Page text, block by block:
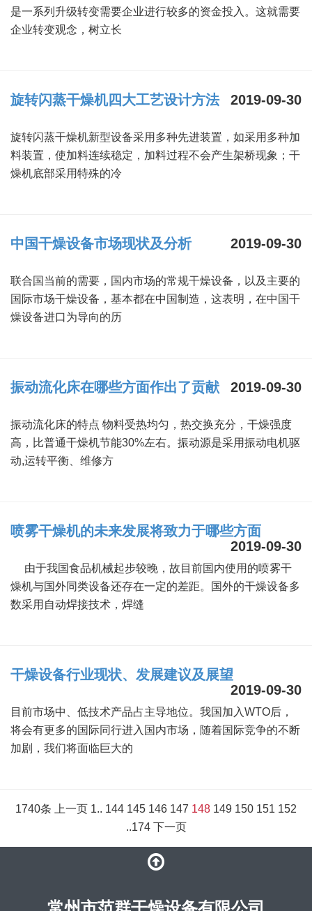
是一系列升级转变需要企业进行较多的资金投入。这就需要
企业转变观念，树立长
旋转闪蒸干燥机四大工艺设计方法 2019-09-30
旋转闪蒸干燥机新型设备采用多种先进装置，如采用多种加
料装置，使加料连续稳定，加料过程不会产生架桥现象；干
燥机底部采用特殊的冷
中国干燥设备市场现状及分析 2019-09-30
联合国当前的需要，国内市场的常规干燥设备，以及主要的
国际市场干燥设备，基本都在中国制造，这表明，在中国干
燥设备进口为导向的历
振动流化床在哪些方面作出了贡献 2019-09-30
振动流化床的特点 物料受热均匀，热交换充分，干燥强度
高，比普通干燥机节能30%左右。振动源是采用振动电机驱
动,运转平衡、维修方
喷雾干燥机的未来发展将致力于哪些方面
2019-09-30
由于我国食品机械起步较晚，故目前国内使用的喷雾干
燥机与国外同类设备还存在一定的差距。国外的干燥设备多
数采用自动焊接技术，焊缝
干燥设备行业现状、发展建议及展望
2019-09-30
目前市场中、低技术产品占主导地位。我国加入WTO后，
将会有更多的国际同行进入国内市场，随着国际竞争的不断
加剧，我们将面临巨大的
1740条 上一页 1.. 144 145 146 147 148 149 150 151 152
..174 下一页